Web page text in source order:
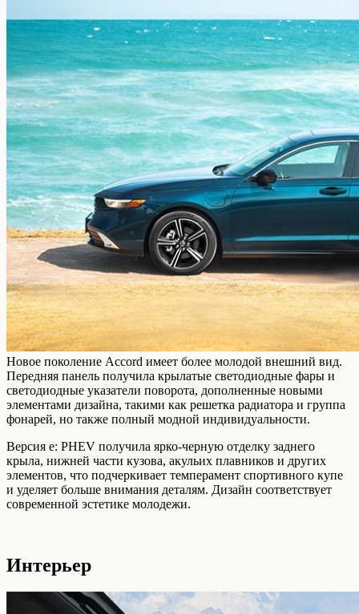
Новое поколение Accord имеет более молодой внешний вид.
Передняя панель получила крылатые светодиодные фары и
светодиодные указатели поворота, дополненные новыми
элементами дизайна, такими как решетка радиатора и группа
фонарей, но также полный модной индивидуальности.
Версия e: PHEV получила ярко-черную отделку заднего
крыла, нижней части кузова, акульих плавников и других
элементов, что подчеркивает темперамент спортивного купе
и уделяет больше внимания деталям. Дизайн соответствует
современной эстетике молодежи.
Интерьер